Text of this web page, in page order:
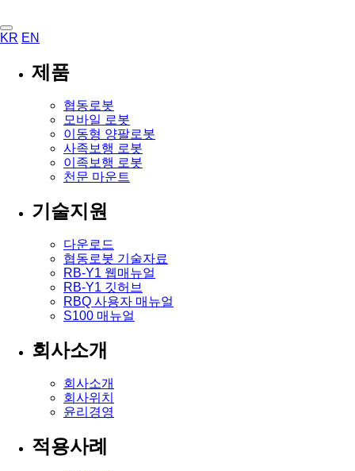
KR EN
제품
협동로봇
모바일 로봇
이동형 양팔로봇
사족보행 로봇
이족보행 로봇
천문 마운트
기술지원
다운로드
협동로봇 기술자료
RB-Y1 웹매뉴얼
RB-Y1 깃허브
RBQ 사용자 매뉴얼
S100 매뉴얼
회사소개
회사소개
회사위치
윤리경영
적용사례